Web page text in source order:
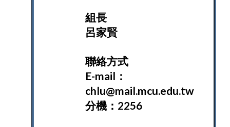
組長
呂家賢
聯絡方式
E-mail：
chlu@mail.mcu.edu.tw
分機：2256